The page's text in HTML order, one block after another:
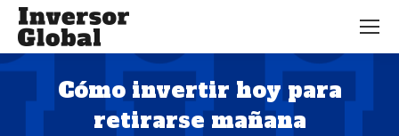
Cómo invertir hoy para
retirarse mañana